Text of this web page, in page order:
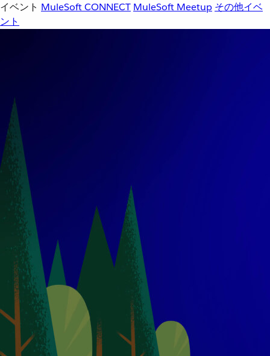
イベント MuleSoft CONNECT MuleSoft Meetup その他イベ
ント